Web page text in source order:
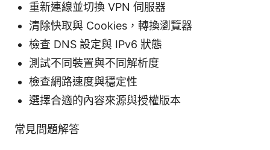
重新連線並切換 VPN 伺服器
清除快取與 Cookies，轉換瀏覽器
檢查 DNS 設定與 IPv6 狀態
測試不同裝置與不同解析度
檢查網路速度與穩定性
選擇合適的內容來源與授權版本
常見問題解答